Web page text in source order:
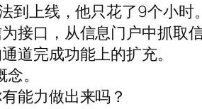
到上线，他只花了9个小时。
接口，从信息门户中抓取
道完成功能上的扩充。
。
能力做出来吗？